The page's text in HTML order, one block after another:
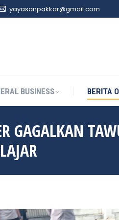
yayasanpakkar@gmail.com
BUSINESS BERITA
GAGALKAN
BUSINESS BERITA